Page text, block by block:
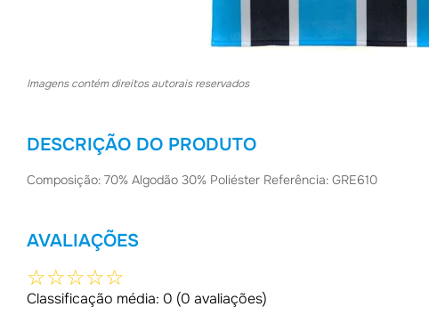
Imagens contém direitos autorais reservados
DESCRIÇÃO DO PRODUTO
Composição: 70% Algodão 30% Poliéster Referência: GRE610
AVALIAÇÕES
☆☆☆☆☆
Classificação média: 0 (0 avaliações)